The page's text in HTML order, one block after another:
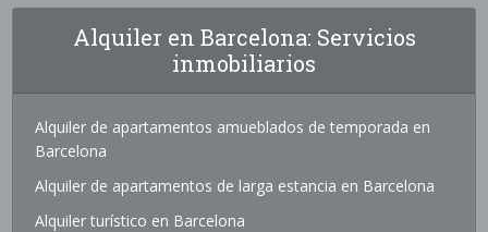
Alquiler en Barcelona: Servicios
inmobiliarios
Alquiler de apartamentos amueblados de temporada en
Barcelona
Alquiler de apartamentos de larga estancia en Barcelona
Alquiler turístico en Barcelona